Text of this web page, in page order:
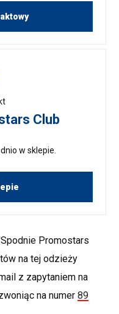
Club
w sklepie.
Promostars
na tej odzieży
z zapytaniem na
na numer89